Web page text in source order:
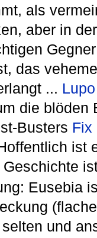
als
aber in
das
... Lupo
die blöden
Busters Fix
ist
Geschichte
Eusebia
und